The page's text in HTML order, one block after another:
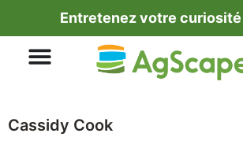
Entretenez votre
Cassidy Cook